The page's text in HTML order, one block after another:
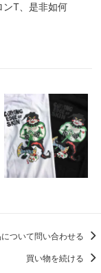
ンT、是非如何
ついて問い合わせる
買い物を続ける